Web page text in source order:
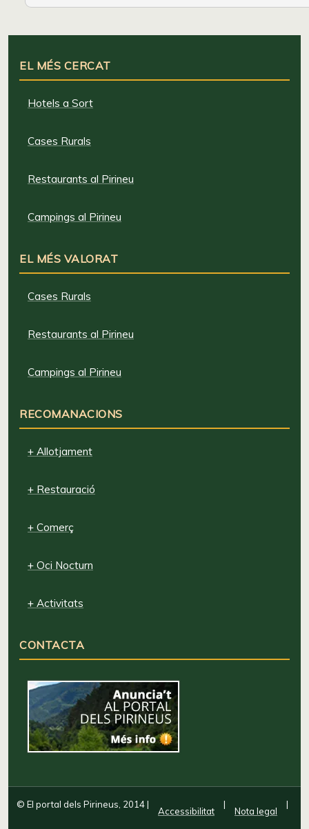
EL MÉS CERCAT
Hotels a Sort
Cases Rurals
Restaurants al Pirineu
Campings al Pirineu
EL MÉS VALORAT
Cases Rurals
Restaurants al Pirineu
Campings al Pirineu
RECOMANACIONS
+ Allotjament
+ Restauració
+ Comerç
+ Oci Nocturn
+ Activitats
CONTACTA
© El portal dels Pirineus, 2014|
Accessibilitat
|
Nota legal
|